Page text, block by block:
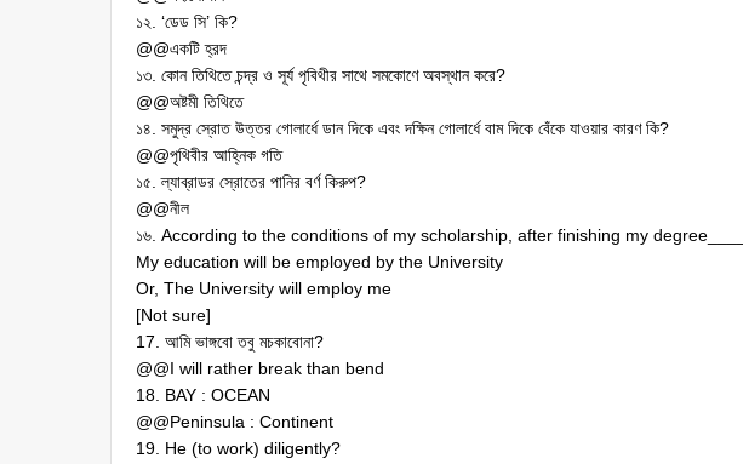
১২. ‘ডেড সি’ কি?
@@একটি হ্রদ
১৩. কোন তিথিতে চন্দ্র ও সূর্য পৃবিথীর সাথে সমকোণে অবস্থান করে?
@@অষ্টমী তিথিতে
১৪. সমুদ্র স্রোত উত্তর গোলার্ধে ডান দিকে এবং দক্ষিন গোলার্ধে বাম দিকে বেঁকে যাওয়ার কারণ কি?
@@পৃথিবীর আহ্নিক গতি
১৫. ল্যাব্রাডর স্রোতের পানির বর্ণ কিরুপ?
@@নীল
১৬. According to the conditions of my scholarship, after finishing my degree____.
My education will be employed by the University
Or, The University will employ me
[Not sure]
17. আমি ভাঙ্গবো তবু মচকাবোনা?
@@I will rather break than bend
18. BAY : OCEAN
@@Peninsula : Continent
19. He (to work) diligently?